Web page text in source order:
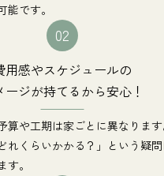
能です。
02
用感やスケジュールの
ージが持てるから安心！
算や工期は家ごとに異なりま
れくらいかかる？」という疑
。